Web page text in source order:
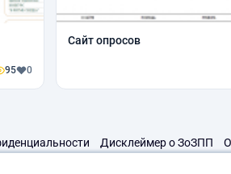
95 0
Сайт опросов
Дисклеймер о ЗоЗПП